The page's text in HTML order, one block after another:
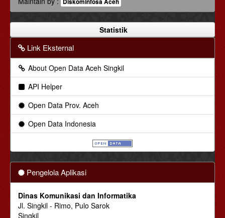
Diskominfosa Aceh
Statistik
Link Eksternal
About Open Data Aceh Singkil
API Helper
Open Data Prov. Aceh
Open Data Indonesia
Pengelola Aplikasi
Dinas Komunikasi dan Informatika
Jl. Singkil - Rimo, Pulo Sarok
Singkil